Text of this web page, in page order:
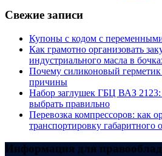
Свежие записи
Купоны c кодом с
Как грамотно организовать
индустриального масла в
Почему силиконовый герметик
причины
Набор заглушек ГБЦ ВАЗ
выбрать правильно
Перевозка компрессоров: как
транспортировку габаритного
Информация для